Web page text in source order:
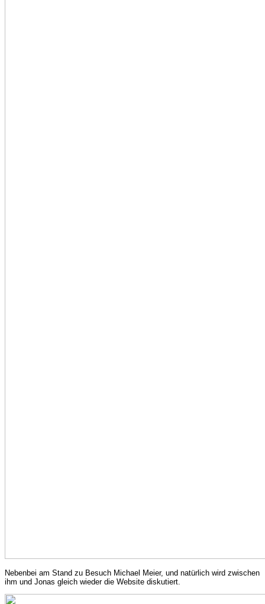
Nebenbei am Stand zu Besuch Michael Meier, und natürlich wird zwischen
ihm und Jonas gleich wieder die Website diskutiert.